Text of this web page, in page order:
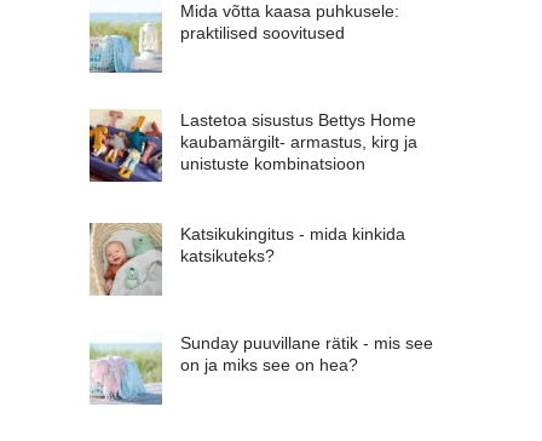
Mida võtta kaasa puhkusele:
praktilised soovitused
Lastetoa sisustus Bettys Home
kaubamärgilt- armastus, kirg ja
unistuste kombinatsioon
Katsikukingitus - mida kinkida
katsikuteks?
Sunday puuvillane rätik - mis see
on ja miks see on hea?